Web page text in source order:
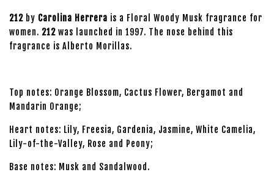
212 by Carolina Herrera is a Floral Woody Musk fragrance for
women. 212 was launched in 1997. The nose behind this
fragrance is Alberto Morillas.
Top notes: Orange Blossom, Cactus Flower, Bergamot and
Mandarin Orange;
Heart notes: Lily, Freesia, Gardenia, Jasmine, White Camelia,
Lily-of-the-Valley, Rose and Peony;
Base notes: Musk and Sandalwood.